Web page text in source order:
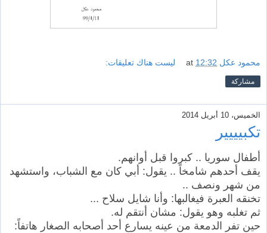
محمود عكل at 12:32 ليست هناك تعليقات:
مشاركة
الخميس، 10 أبريل 2014
تكبيييير
أطفال سوريا .. كبروا قبل أوانهم.
يقف أحدهم شامخاً .. يقول: أبي كان مع الشباب، واستشهد
من شهر ونصف ..
تخنقه العبرة فيغالبها: وأنا شايل سلاح ...
ثم تغلبه وهو يقول: مشان أنتقم له.
حين تفر الدمعة من عينه يسارع أحد أصحابه الصغار هاتفاً: